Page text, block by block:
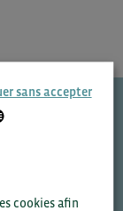
sans accepter
cookies afin